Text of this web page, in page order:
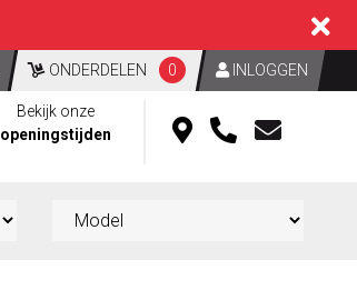
ONDERDELEN 0 INLOGGEN
Bekijk onze
openingstijden